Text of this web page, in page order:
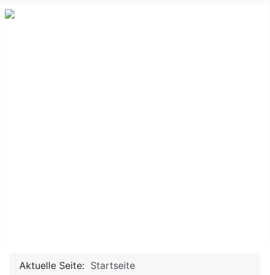
Aktuelle Seite: Startseite